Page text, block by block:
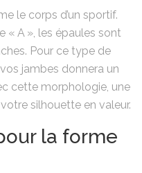
le corps d’un sportif.
« A », les épaules sont
Pour ce type de
jambes donnera un
cette morphologie, une
silhouette en valeur.
la forme